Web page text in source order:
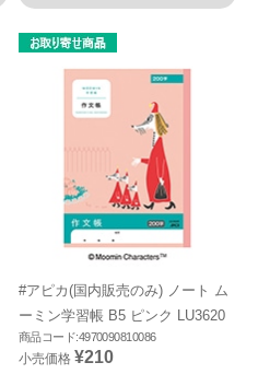
#アピカ(国内販売のみ) ノート ム
ーミン学習帳 B5 ピンク LU3620
商品コード:4970090810086
小売価格 ¥210